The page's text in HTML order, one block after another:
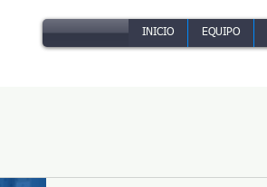
INICIO EQUIPO